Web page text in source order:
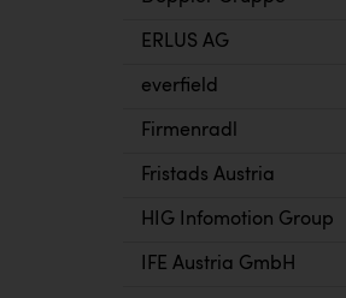
ERLUS AG
everfield
Firmenradl
Fristads Austria
HIG Infomotion Group
IFE Austria GmbH